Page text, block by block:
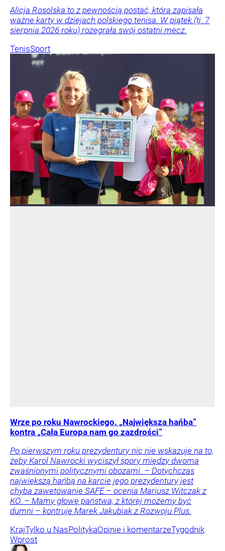
Alicja Rosolska to z pewnością postać, która zapisała
ważne karty w dziejach polskiego tenisa. W piątek (tj. 7
sierpnia 2026 roku) rozegrała swój ostatni mecz.
TenisSport
Wrze po roku Nawrockiego. „Największa hańba”
kontra „Cała Europa nam go zazdrości”
Po pierwszym roku prezydentury nic nie wskazuje na to,
żeby Karol Nawrocki wyciszył spory między dwoma
zwaśnionymi politycznymi obozami. – Dotychczas
największą hańbą na karcie jego prezydentury jest
chyba zawetowanie SAFE – ocenia Mariusz Witczak z
KO. – Mamy głowę państwa, z której możemy być
dumni – kontruje Marek Jakubiak z Rozwoju Plus.
KrajTylko u NasPolitykaOpinie i komentarzeTygodnik
Wprost